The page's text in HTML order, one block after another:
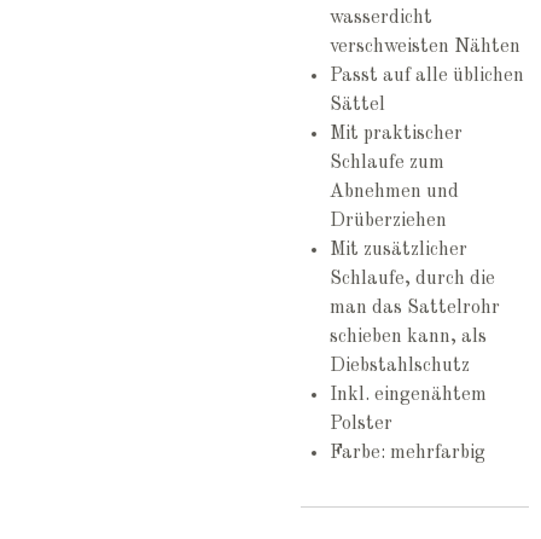
wasserdicht
verschweisten Nähten
Passt auf alle üblichen
Sättel
Mit praktischer
Schlaufe zum
Abnehmen und
Drüberziehen
Mit zusätzlicher
Schlaufe, durch die
man das Sattelrohr
schieben kann, als
Diebstahlschutz
Inkl. eingenähtem
Polster
Farbe: mehrfarbig